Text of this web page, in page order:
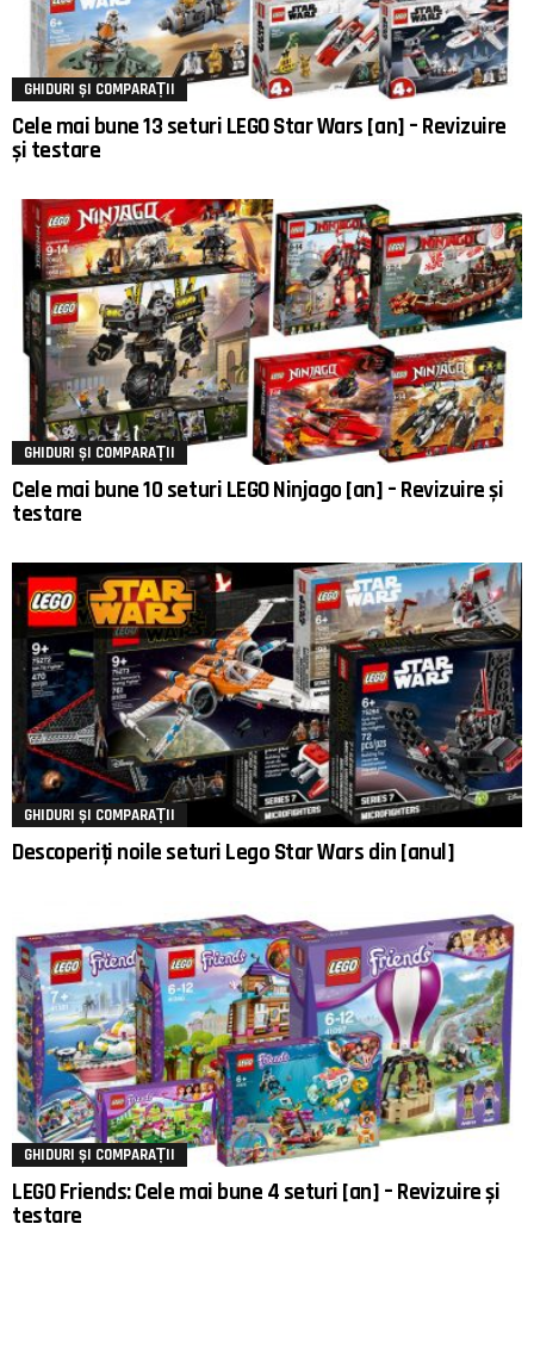
GHIDURI ȘI COMPARAȚII
Cele mai bune 13 seturi LEGO Star Wars [an] – Revizuire
și testare
GHIDURI ȘI COMPARAȚII
Cele mai bune 10 seturi LEGO Ninjago [an] – Revizuire și
testare
GHIDURI ȘI COMPARAȚII
Descoperiți noile seturi Lego Star Wars din [anul]
GHIDURI ȘI COMPARAȚII
LEGO Friends: Cele mai bune 4 seturi [an] – Revizuire și
testare